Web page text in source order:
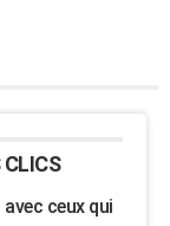
CLICS
ceux qui